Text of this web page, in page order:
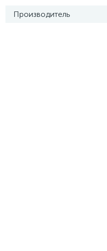
Производитель